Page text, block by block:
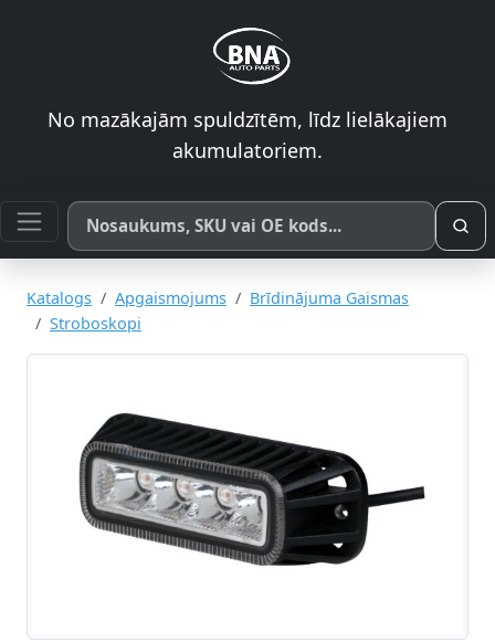
No mazākajām spuldzītēm, līdz lielākajiem
akumulatoriem.
Meklēt pēc produkta nosaukuma, SKU vai OE koda
Katalogs Apgaismojums
Brīdinājuma Gaismas
Stroboskopi